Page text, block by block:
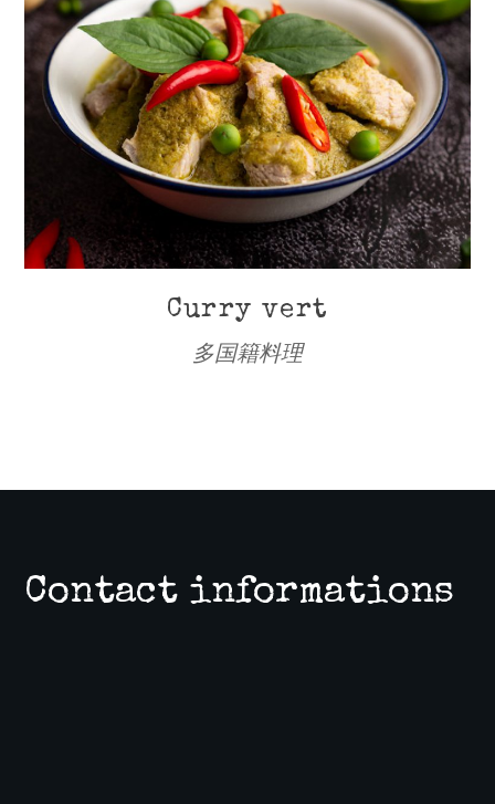
Curry vert
多国籍料理
Contact informations